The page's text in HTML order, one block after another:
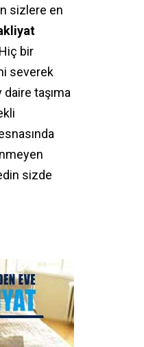
sizlere en
bir
severek
taşıma
sizde